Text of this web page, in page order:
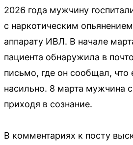
2026 года мужчину
с наркотическим
аппарату ИВЛ. В начале
пациента обнаружила в
письмо, где он сообщал, что
насильно. 8 марта мужчина
приходя в сознание.
В комментариях к посту